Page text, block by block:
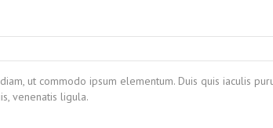
ut commodo ipsum elementum. Duis quis iaculis
venenatis ligula.